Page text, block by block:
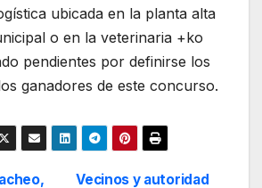
ubicada en la planta alta
o en la veterinaria +ko
pendientes por definirse los
ganadores de este concurso.
Vecinos y autoridad